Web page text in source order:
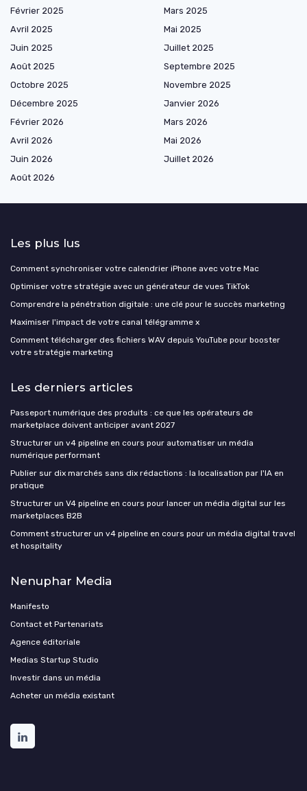
Février 2025
Mars 2025
Avril 2025
Mai 2025
Juin 2025
Juillet 2025
Août 2025
Septembre 2025
Octobre 2025
Novembre 2025
Décembre 2025
Janvier 2026
Février 2026
Mars 2026
Avril 2026
Mai 2026
Juin 2026
Juillet 2026
Août 2026
Les plus lus
Comment synchroniser votre calendrier iPhone avec votre Mac
Optimiser votre stratégie avec un générateur de vues TikTok
Comprendre la pénétration digitale : une clé pour le succès marketing
Maximiser l'impact de votre canal télégramme x
Comment télécharger des fichiers WAV depuis YouTube pour booster
votre stratégie marketing
Les derniers articles
Passeport numérique des produits : ce que les opérateurs de
marketplace doivent anticiper avant 2027
Structurer un v4 pipeline en cours pour automatiser un média
numérique performant
Publier sur dix marchés sans dix rédactions : la localisation par l'IA en
pratique
Structurer un V4 pipeline en cours pour lancer un média digital sur les
marketplaces B2B
Comment structurer un v4 pipeline en cours pour un média digital travel
et hospitality
Nenuphar Media
Manifesto
Contact et Partenariats
Agence éditoriale
Medias Startup Studio
Investir dans un média
Acheter un média existant